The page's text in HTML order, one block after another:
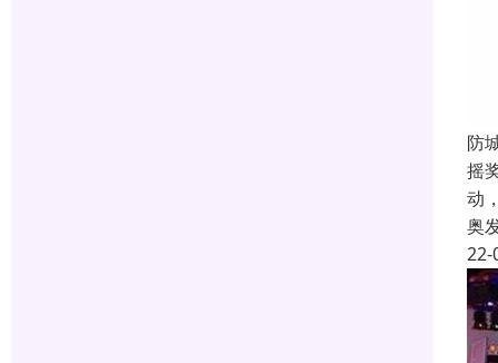
防
摇
动
奥
22-